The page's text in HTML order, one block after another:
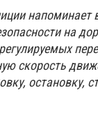
на
скорость